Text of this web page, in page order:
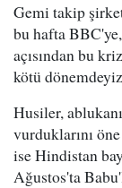
Gemi takip
bu hafta
açısından bu
kötü
Husiler,
vurduklarını
ise Hindistan
Ağustos'ta